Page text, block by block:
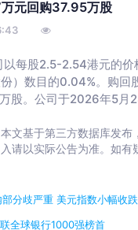
元回购37.95万股
每股2.5-2.54港元的
）数目的0.04%。购
股。公司于2026年5月
文基于第三方数据库发
请以实际公告为准。如
分歧严重 美元指数小幅收跌
全球银行1000强榜首